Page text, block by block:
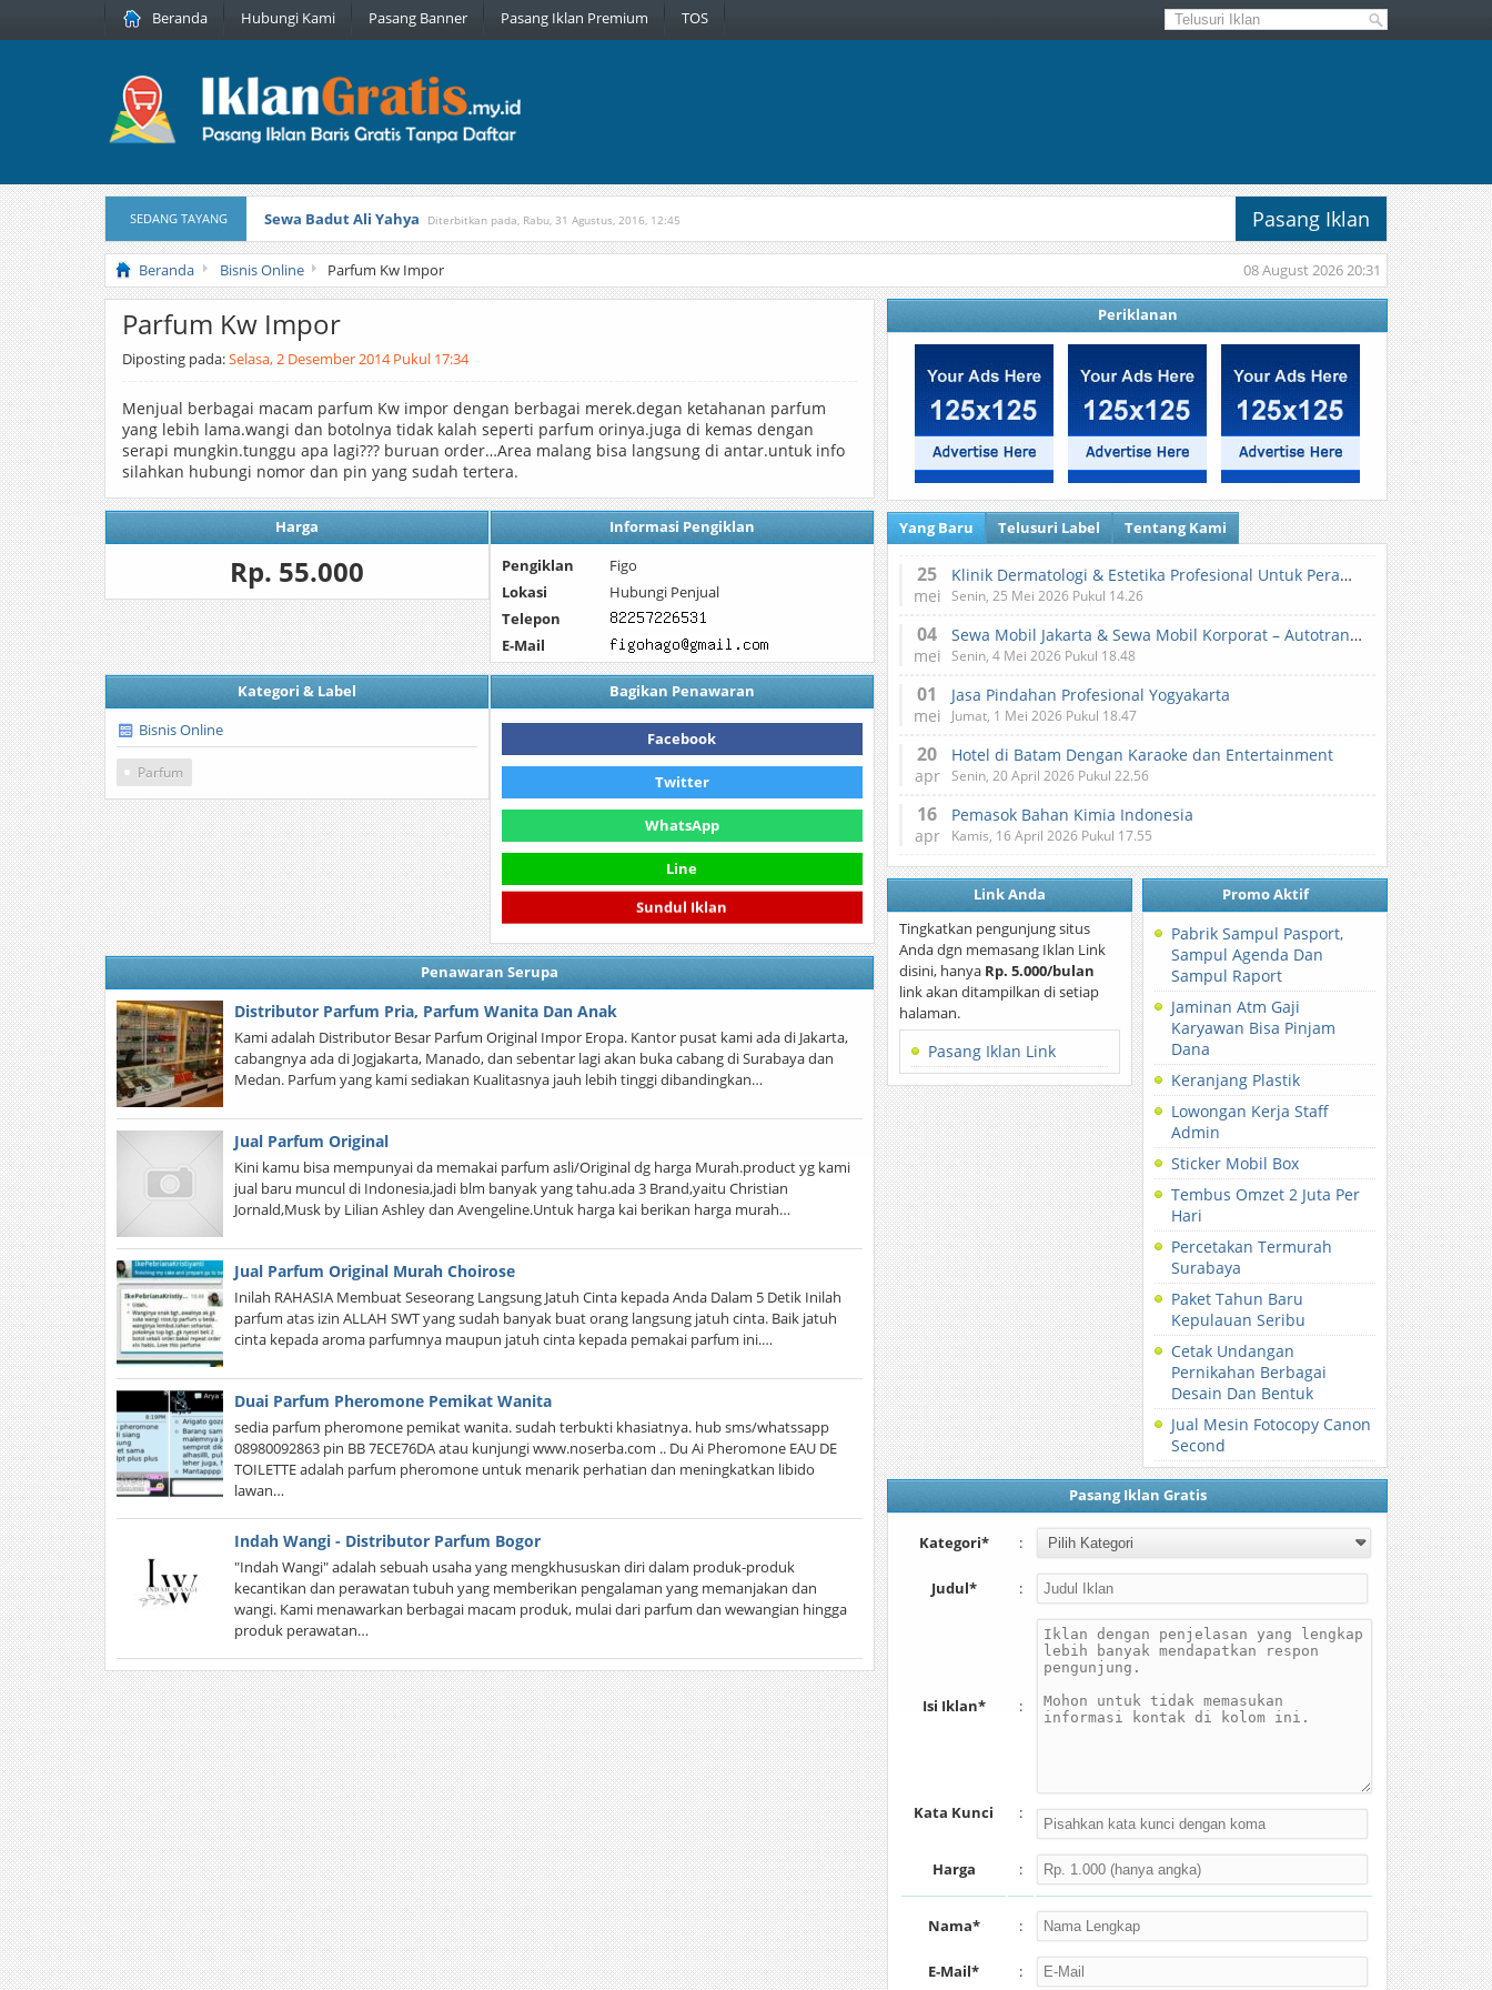
Beranda Hubungi Kami Pasang Banner Pasang Iklan Premium TOS
SEDANG TAYANG Pasang Iklan
Sewa Badut Ali Yahya Diterbitkan pada, Rabu, 31 Agustus, 2016, 12:45
Honda Brio 1.3 E AT CBU 2012 Putih 08 August 2026 20:31
Beranda Bisnis Online Parfum Kw Impor
Parfum Kw Impor
Diposting pada:Selasa, 2 Desember 2014 Pukul 17:34
Menjual berbagai macam parfum Kw impor dengan berbagai merek.degan ketahanan parfum
yang lebih lama.wangi dan botolnya tidak kalah seperti parfum orinya.juga di kemas dengan
serapi mungkin.tunggu apa lagi??? buruan order…Area malang bisa langsung di antar.untuk info
silahkan hubungi nomor dan pin yang sudah tertera.
Harga
Rp. 55.000
Informasi Pengiklan
Pengiklan
Figo
Lokasi
Hubungi Penjual
Telepon
E-Mail
Kategori & Label
Bisnis Online
Parfum
Bagikan Penawaran
Facebook
Twitter
WhatsApp
Line
Sundul Iklan
Penawaran Serupa
Distributor Parfum Pria, Parfum Wanita Dan Anak
Kami adalah Distributor Besar Parfum Original Impor Eropa. Kantor pusat kami ada di Jakarta,
cabangnya ada di Jogjakarta, Manado, dan sebentar lagi akan buka cabang di Surabaya dan
Medan. Parfum yang kami sediakan Kualitasnya jauh lebih tinggi dibandingkan…
Jual Parfum Original
Kini kamu bisa mempunyai da memakai parfum asli/Original dg harga Murah.product yg kami
jual baru muncul di Indonesia,jadi blm banyak yang tahu.ada 3 Brand,yaitu Christian
Jornald,Musk by Lilian Ashley dan Avengeline.Untuk harga kai berikan harga murah…
Jual Parfum Original Murah Choirose
Inilah RAHASIA Membuat Seseorang Langsung Jatuh Cinta kepada Anda Dalam 5 Detik Inilah
parfum atas izin ALLAH SWT yang sudah banyak buat orang langsung jatuh cinta. Baik jatuh
cinta kepada aroma parfumnya maupun jatuh cinta kepada pemakai parfum ini.…
Duai Parfum Pheromone Pemikat Wanita
sedia parfum pheromone pemikat wanita. sudah terbukti khasiatnya. hub sms/whatssapp
08980092863 pin BB 7ECE76DA atau kunjungi www.noserba.com .. Du Ai Pheromone EAU DE
TOILETTE adalah parfum pheromone untuk menarik perhatian dan meningkatkan libido
lawan…
Indah Wangi - Distributor Parfum Bogor
"Indah Wangi" adalah sebuah usaha yang mengkhususkan diri dalam produk-produk
kecantikan dan perawatan tubuh yang memberikan pengalaman yang memanjakan dan
wangi. Kami menawarkan berbagai macam produk, mulai dari parfum dan wewangian hingga
produk perawatan…
Periklanan
Yang Baru Telusuri Label Tentang Kami
25
mei
Klinik Dermatologi & Estetika Profesional Untuk Perawatan Kulit dan Kecantikan
Senin, 25 Mei 2026 Pukul 14.26
04
mei
Sewa Mobil Jakarta & Sewa Mobil Korporat – Autotranz Indonesia
Senin, 4 Mei 2026 Pukul 18.48
01
mei
Jasa Pindahan Profesional Yogyakarta
Jumat, 1 Mei 2026 Pukul 18.47
20
apr
Hotel di Batam Dengan Karaoke dan Entertainment
Senin, 20 April 2026 Pukul 22.56
16
apr
Pemasok Bahan Kimia Indonesia
Kamis, 16 April 2026 Pukul 17.55
Link Anda
Tingkatkan pengunjung situs
Anda dgn memasang Iklan Link
disini, hanya Rp. 5.000/bulan
link akan ditampilkan di setiap
halaman.
Pasang Iklan Link
Promo Aktif
Pabrik Sampul Pasport,
Sampul Agenda Dan
Sampul Raport
Jaminan Atm Gaji
Karyawan Bisa Pinjam
Dana
Keranjang Plastik
Lowongan Kerja Staff
Admin
Sticker Mobil Box
Tembus Omzet 2 Juta Per
Hari
Percetakan Termurah
Surabaya
Paket Tahun Baru
Kepulauan Seribu
Cetak Undangan
Pernikahan Berbagai
Desain Dan Bentuk
Jual Mesin Fotocopy Canon
Second
Pasang Iklan Gratis
Kategori* :
Judul* :
Isi Iklan* :
Kata Kunci :
Harga :
Nama* :
E-Mail* :